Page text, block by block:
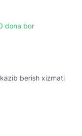
dona bor
berish xizmati